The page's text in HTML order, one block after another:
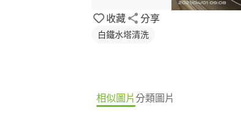
收藏 分享
白鐵水塔清洗
相似圖片分類圖片